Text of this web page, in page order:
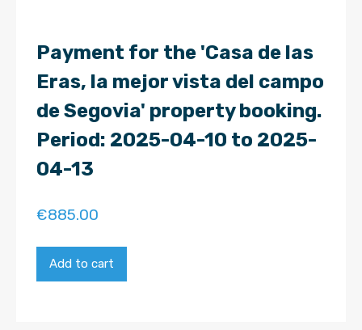
Payment for the 'Casa de las
Eras, la mejor vista del campo
de Segovia' property booking.
Period: 2025-04-10 to 2025-
04-13
€885.00
Add to cart